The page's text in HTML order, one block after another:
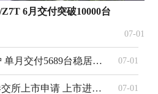
6月交付突破10000台
07-01
华境S6月交付成绩出炉 单月交付5689台稳居同级第一梯队 07-01
阿维塔科技更新递交港交所上市申请 上市进程稳步推进 07-01